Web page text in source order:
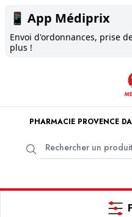
📱 App Médiprix
Envoi d'ordonnances, prise
plus !
PHARMACIE PROVENCE